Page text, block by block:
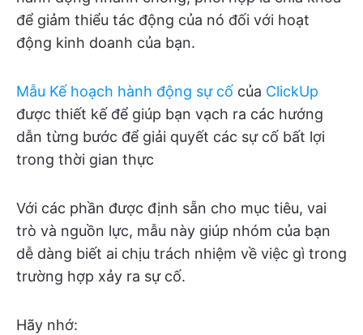
để giảm thiểu tác động của nó đối với hoạt
động kinh doanh của bạn.
Mẫu Kế hoạch hành động sự cố của ClickUp
được thiết kế để giúp bạn vạch ra các hướng
dẫn từng bước để giải quyết các sự cố bất lợi
trong thời gian thực
Với các phần được định sẵn cho mục tiêu, vai
trò và nguồn lực, mẫu này giúp nhóm của bạn
dễ dàng biết ai chịu trách nhiệm về việc gì trong
trường hợp xảy ra sự cố.
Hãy nhớ: